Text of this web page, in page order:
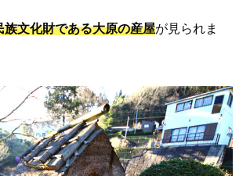
族文化財である大原の産屋が見られま